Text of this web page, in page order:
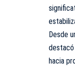
Desde
hacia